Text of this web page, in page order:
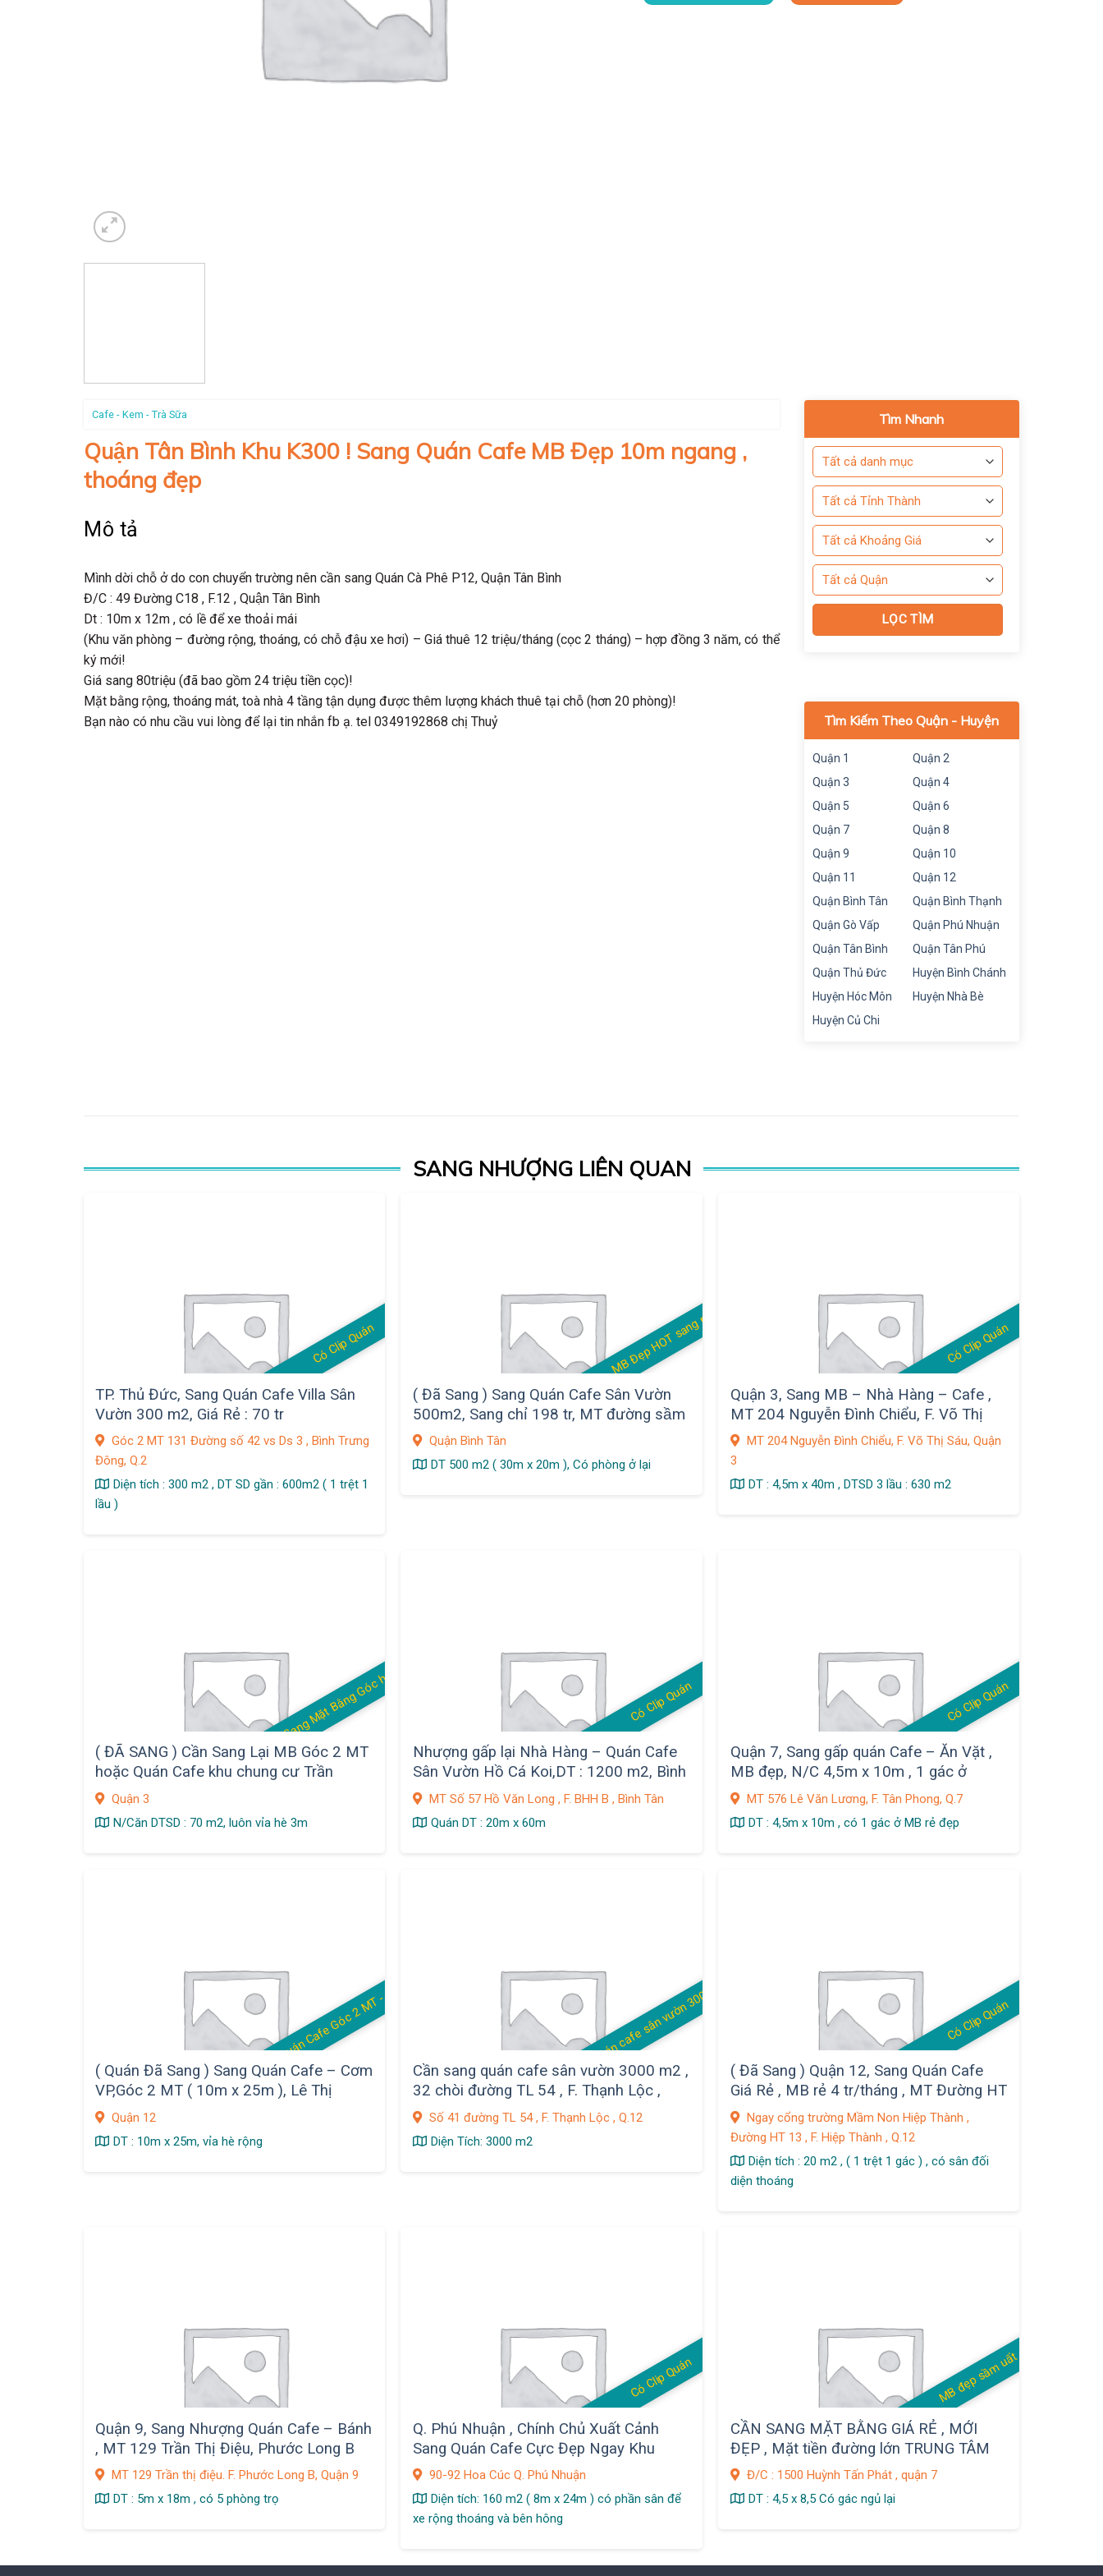
Cafe - Kem - Trà Sữa
Quận Tân Bình Khu K300 ! Sang Quán Cafe MB Đẹp 10m ngang ,
thoáng đẹp
Mô tả
Mình dời chỗ ở do con chuyển trường nên cần sang Quán Cà Phê P12, Quận Tân Bình
Đ/C : 49 Đường C18 , F.12 , Quận Tân Bình
Dt : 10m x 12m , có lề để xe thoải mái
(Khu văn phòng – đường rộng, thoáng, có chỗ đậu xe hơi) – Giá thuê 12 triệu/tháng (cọc 2 tháng) – hợp đồng 3 năm, có thể
ký mới!
Giá sang 80triệu (đã bao gồm 24 triệu tiền cọc)!
Mặt bằng rộng, thoáng mát, toà nhà 4 tầng tận dụng được thêm lượng khách thuê tại chỗ (hơn 20 phòng)!
Bạn nào có nhu cầu vui lòng để lại tin nhắn fb ạ. tel 0349192868 chị Thuỷ
Tìm Nhanh
Tìm Kiếm Theo Quận - Huyện
Quận 1
Quận 2
Quận 3
Quận 4
Quận 5
Quận 6
Quận 7
Quận 8
Quận 9
Quận 10
Quận 11
Quận 12
Quận Bình Tân
Quận Bình Thạnh
Quận Gò Vấp
Quận Phú Nhuận
Quận Tân Bình
Quận Tân Phú
Quận Thủ Đức
Huyện Bình Chánh
Huyện Hóc Môn
Huyện Nhà Bè
Huyện Củ Chi
SANG NHƯỢNG LIÊN QUAN
Có Clip Quán
TP. Thủ Đức, Sang Quán Cafe Villa Sân
Vườn 300 m2, Giá Rẻ : 70 tr
Góc 2 MT 131 Đường số 42 vs Ds 3 , Bình Trưng
Đông, Q.2
Diện tích : 300 m2 , DT SD gần : 600m2 ( 1 trệt 1
lầu )
MB Đẹp HOT sang rẻ
( Đã Sang ) Sang Quán Cafe Sân Vườn
500m2, Sang chỉ 198 tr, MT đường sầm
uất KDC Vĩnh Lộc, Q.Bình Tân
Quận Bình Tân
DT 500 m2 ( 30m x 20m ), Có phòng ở lại
Có Clip Quán
Quận 3, Sang MB – Nhà Hàng – Cafe ,
MT 204 Nguyễn Đình Chiểu, F. Võ Thị
SáuMT 204 Nguyễn Đình Chiểu, F. Võ Thị Sáu, Quận
3
DT : 4,5m x 40m , DTSD 3 lầu : 630 m2
S
a
n
g
M
ặ
t
B
ằ
n
g
G
ó
c
h
o
ặ
c
Q
u
á
n
C
a
f
e
( ĐÃ SANG ) Cần Sang Lại MB Góc 2 MT
hoặc Quán Cafe khu chung cư Trần
Quang Diệu ,Q. 3
Quận 3
N/Căn DTSD : 70 m2, luôn vỉa hè 3m
Có Clip Quán
Nhượng gấp lại Nhà Hàng – Quán Cafe
Sân Vườn Hồ Cá Koi,DT : 1200 m2, Bình
TânMT Số 57 Hồ Văn Long , F. BHH B , Bình Tân
Quán DT : 20m x 60m
Có Clip Quán
Quận 7, Sang gấp quán Cafe – Ăn Vặt ,
MB đẹp, N/C 4,5m x 10m , 1 gác ở
MT 576 Lê Văn Lương, F. Tân Phong, Q.7
DT : 4,5m x 10m , có 1 gác ở MB rẻ đẹp
Q
u
á
C
a
f
e
G
ó
c
2
M
T
-
C
ơ
m
V
( Quán Đã Sang ) Sang Quán Cafe – Cơm
VP,Góc 2 MT ( 10m x 25m ), Lê Thị
Riêng, Q.12
Quận 12
DT : 10m x 25m, vỉa hè rộng
quán cafe sân vườn 3000 m2
Cần sang quán cafe sân vườn 3000 m2 ,
32 chòi đường TL 54 , F. Thạnh Lộc ,
Q.12Số 41 đường TL 54 , F. Thạnh Lộc , Q.12
Diện Tích: 3000 m2
Có Clip Quán
( Đã Sang ) Quận 12, Sang Quán Cafe
Giá Rẻ , MB rẻ 4 tr/tháng , MT Đường HT
13 , F. Hiệp Thành
Ngay cổng trường Mầm Non Hiệp Thành ,
Đường HT 13 , F. Hiệp Thành , Q.12
Diện tích : 20 m2 , ( 1 trệt 1 gác ) , có sân đối
diện thoáng
Quận 9, Sang Nhượng Quán Cafe – Bánh
, MT 129 Trần Thị Điệu, Phước Long B
MT 129 Trần thị điệu. F. Phước Long B, Quận 9
DT : 5m x 18m , có 5 phòng trọ
Có Clip Quán
Q. Phú Nhuận , Chính Chủ Xuất Cảnh
Sang Quán Cafe Cực Đẹp Ngay Khu
Phan Xích Long
90-92 Hoa Cúc Q. Phú Nhuận
Diện tích: 160 m2 ( 8m x 24m ) có phần sân để
xe rộng thoáng và bên hông
MB đẹp sầm uất
CẦN SANG MẶT BẰNG GIÁ RẺ , MỚI
ĐẸP , Mặt tiền đường lớn TRUNG TÂM
QUẬN 7
Đ/C : 1500 Huỳnh Tấn Phát , quận 7
DT : 4,5 x 8,5 Có gác ngủ lại